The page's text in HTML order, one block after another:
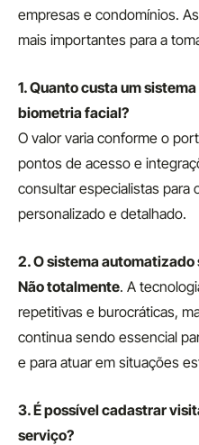
empresas e condomínios.
mais importantes para a
1. Quanto custa um
biometria facial?
O valor varia conforme o
pontos de acesso e
consultar especialistas para
personalizado e detalhado.
2. O sistema
Não totalmente. A
repetitivas e burocráticas,
continua sendo essencial
e para atuar em situações
3. É possível cadastrar
serviço?